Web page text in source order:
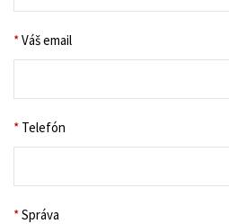
*Váš email
* Telefón
*Správa